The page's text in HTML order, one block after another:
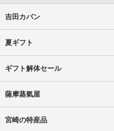
吉田カバン
夏ギフト
ギフト解体セール
薩摩蒸氣屋
宮崎の特産品